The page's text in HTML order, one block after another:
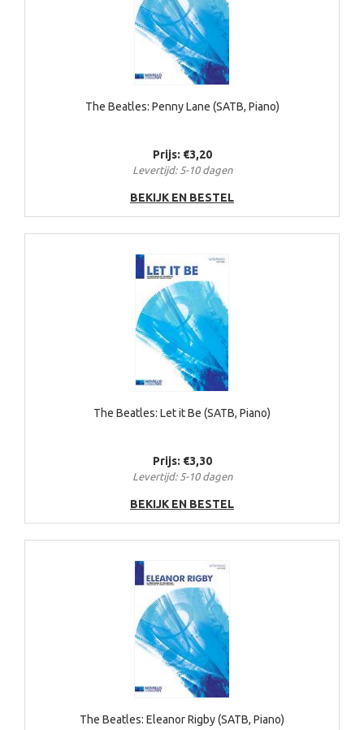
The Beatles: Penny Lane (SATB, Piano)
Prijs: €3,20
Levertijd: 5-10 dagen
BEKIJK EN BESTEL
The Beatles: Let it Be (SATB, Piano)
Prijs: €3,30
Levertijd: 5-10 dagen
BEKIJK EN BESTEL
The Beatles: Eleanor Rigby (SATB, Piano)